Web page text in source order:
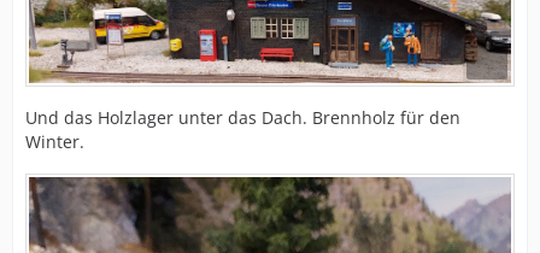
Und das Holzlager unter das Dach. Brennholz für den
Winter.